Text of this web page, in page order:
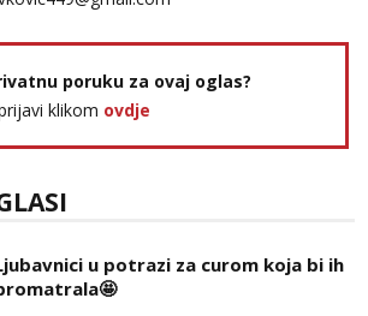
poruku za ovaj oglas?
klikom ovdje
u potrazi za curom koja bi ih